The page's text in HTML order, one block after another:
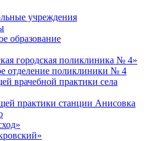
учреждения
образование
городская поликлиника № 4»
отделение поликлиники № 4
врачебной практики села
практики станции Анисовка